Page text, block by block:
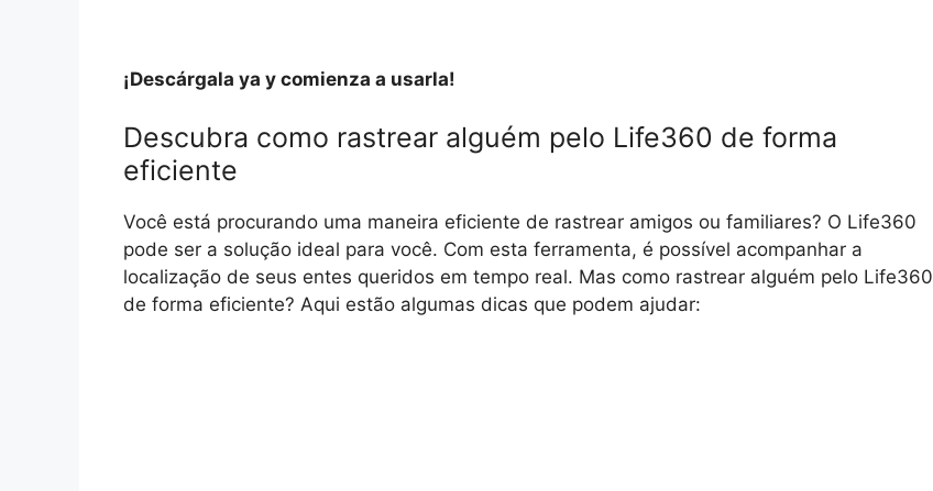
¡Descárgala ya y comienza a usarla!
Descubra como rastrear alguém pelo Life360 de forma
eficiente
Você está procurando uma maneira eficiente de rastrear amigos ou familiares? O Life360
pode ser a solução ideal para você. Com esta ferramenta, é possível acompanhar a
localização de seus entes queridos em tempo real. Mas como rastrear alguém pelo Life360
de forma eficiente? Aqui estão algumas dicas que podem ajudar: